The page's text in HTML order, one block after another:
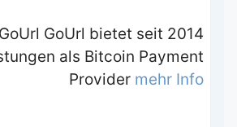
GoUrl GoUrl bietet seit 2014
als Bitcoin Payment
Provider mehr Info